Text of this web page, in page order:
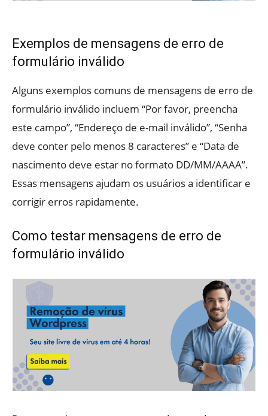
Exemplos de mensagens de erro de
formulário inválido
Alguns exemplos comuns de mensagens de erro de
formulário inválido incluem “Por favor, preencha
este campo”, “Endereço de e-mail inválido”, “Senha
deve conter pelo menos 8 caracteres” e “Data de
nascimento deve estar no formato DD/MM/AAAA”.
Essas mensagens ajudam os usuários a identificar e
corrigir erros rapidamente.
Como testar mensagens de erro de
formulário inválido